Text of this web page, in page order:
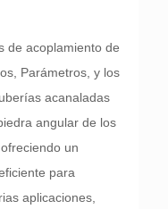
de acoplamiento de
Parámetros, y los
acanaladas
angular de los
un
para
aplicaciones,